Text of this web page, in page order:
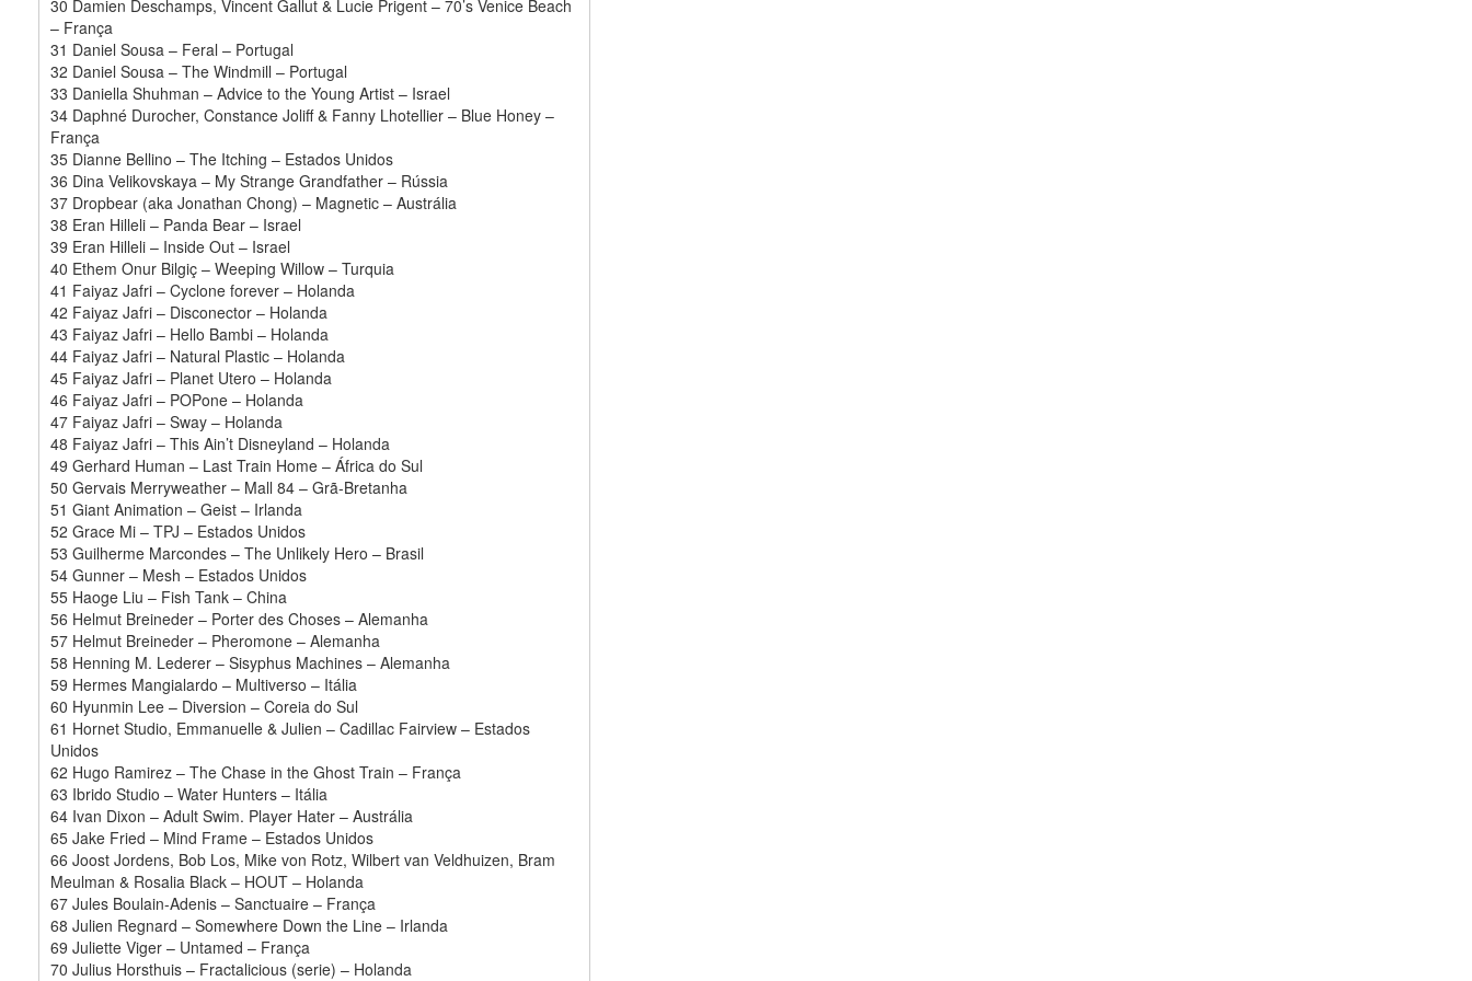
30 Damien Deschamps, Vincent Gallut & Lucie Prigent – 70’s Venice Beach
– França
31 Daniel Sousa – Feral – Portugal
32 Daniel Sousa – The Windmill – Portugal
33 Daniella Shuhman – Advice to the Young Artist – Israel
34 Daphné Durocher, Constance Joliff & Fanny Lhotellier – Blue Honey –
França
35 Dianne Bellino – The Itching – Estados Unidos
36 Dina Velikovskaya – My Strange Grandfather – Rússia
37 Dropbear (aka Jonathan Chong) – Magnetic – Austrália
38 Eran Hilleli – Panda Bear – Israel
39 Eran Hilleli – Inside Out – Israel
40 Ethem Onur Bilgiç – Weeping Willow – Turquia
41 Faiyaz Jafri – Cyclone forever – Holanda
42 Faiyaz Jafri – Disconector – Holanda
43 Faiyaz Jafri – Hello Bambi – Holanda
44 Faiyaz Jafri – Natural Plastic – Holanda
45 Faiyaz Jafri – Planet Utero – Holanda
46 Faiyaz Jafri – POPone – Holanda
47 Faiyaz Jafri – Sway – Holanda
48 Faiyaz Jafri – This Ain’t Disneyland – Holanda
49 Gerhard Human – Last Train Home – África do Sul
50 Gervais Merryweather – Mall 84 – Grã-Bretanha
51 Giant Animation – Geist – Irlanda
52 Grace Mi – TPJ – Estados Unidos
53 Guilherme Marcondes – The Unlikely Hero – Brasil
54 Gunner – Mesh – Estados Unidos
55 Haoge Liu – Fish Tank – China
56 Helmut Breineder – Porter des Choses – Alemanha
57 Helmut Breineder – Pheromone – Alemanha
58 Henning M. Lederer – Sisyphus Machines – Alemanha
59 Hermes Mangialardo – Multiverso – Itália
60 Hyunmin Lee – Diversion – Coreia do Sul
61 Hornet Studio, Emmanuelle & Julien – Cadillac Fairview – Estados
Unidos
62 Hugo Ramirez – The Chase in the Ghost Train – França
63 Ibrido Studio – Water Hunters – Itália
64 Ivan Dixon – Adult Swim. Player Hater – Austrália
65 Jake Fried – Mind Frame – Estados Unidos
66 Joost Jordens, Bob Los, Mike von Rotz, Wilbert van Veldhuizen, Bram
Meulman & Rosalia Black – HOUT – Holanda
67 Jules Boulain-Adenis – Sanctuaire – França
68 Julien Regnard – Somewhere Down the Line – Irlanda
69 Juliette Viger – Untamed – França
70 Julius Horsthuis – Fractalicious (serie) – Holanda